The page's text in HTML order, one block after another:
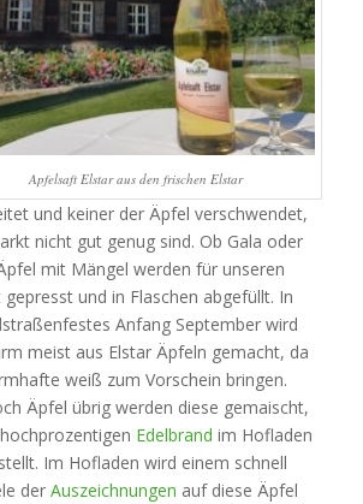
Apfelsaft Elstar aus den frischen Elstar
und keiner der Äpfel verschwendet,
nicht gut genug sind. Ob Gala oder
mit Mängel werden für unseren
und in Flaschen abgefüllt. In
Anfang September wird
meist aus Elstar Äpfeln gemacht, da
weiß zum Vorschein bringen.
Äpfel übrig werden diese gemaischt,
Edelbrand im Hofladen
Im Hofladen wird einem schnell
der Auszeichnungen auf diese Äpfel